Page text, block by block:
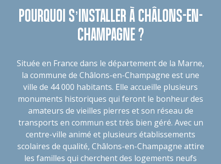
POURQUOI S’INSTALLER À CHÂLONS-EN-
CHAMPAGNE ?
Située en France dans le département de la Marne,
la commune de Châlons-en-Champagne est une
ville de 44 000 habitants. Elle accueille plusieurs
monuments historiques qui feront le bonheur des
amateurs de vieilles pierres et son réseau de
transports en commun est très bien géré. Avec un
centre-ville animé et plusieurs établissements
scolaires de qualité, Châlons-en-Champagne attire
les familles qui cherchent des logements neufs